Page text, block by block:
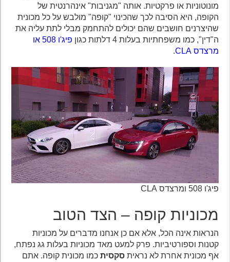
מונוטוניות או פרקטיות. אותה "מגניבות" אינהרנטית של
הקופה, היא הסיבה לכך שהכינוי "קופה" מולבש על כל מכונית
שהיצרנים חושבים שהם יכולים להתחמק מבלי לתת עליה את
ה"דין", כמו משפחתיות בעלות 4 דלתות כגון
פיג'ו 508 או
מרצדס CLA
.
פיג'ו 508 ומרצדס CLA
מכוניות קופה – הצד הטוב
הנראות אינה הכל, אלא אם כן אנחנו מדברים על מכוניות
קטנות וספורטיביות. פרק למעט מאד מכוניות בעלות גג נפתח,
אף מכונית אחרת לא נראיתסקסיתכמו מכונית קופה. אתם